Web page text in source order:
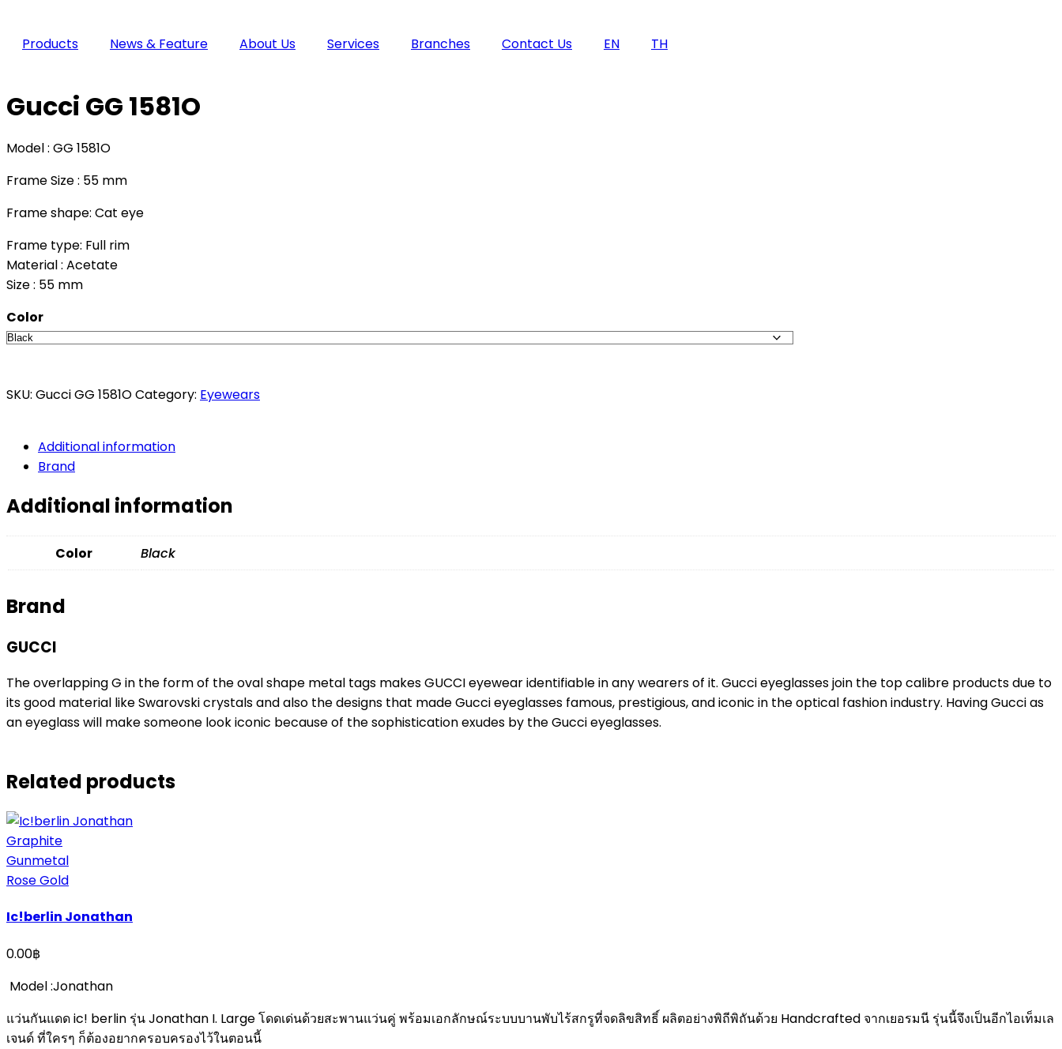
Products News & Feature About Us Services Branches Contact Us EN TH
Gucci GG 1581O
Model : GG 1581O
Frame Size : 55 mm
Frame shape: Cat eye
Frame type: Full rim
Material : Acetate
Size : 55 mm
Color
SKU: Gucci GG 1581OCategory: Eyewears
Additional information
Brand
Additional information
Color Black
Brand
GUCCI
The overlapping G in the form of the oval shape metal tags makes GUCCI eyewear identifiable in any wearers of it. Gucci eyeglasses join the top calibre products due to
its good material like Swarovski crystals and also the designs that made Gucci eyeglasses famous, prestigious, and iconic in the optical fashion industry. Having Gucci as
an eyeglass will make someone look iconic because of the sophistication exudes by the Gucci eyeglasses.
Related products
Graphite
Gunmetal
Rose Gold
Ic!berlin Jonathan
0.00฿
Model :Jonathan
แว่นกันแดด ic! berlin รุ่น Jonathan I. Large โดดเด่นด้วยสะพานแว่นคู่ พร้อมเอกลักษณ์ระบบบานพับไร้สกรูที่จดลิขสิทธิ์ ผลิตอย่างพิถีพิถันด้วย Handcrafted จากเยอรมนี รุ่นนี้จึงเป็นอีกไอเท็มเล
เจนด์ ที่ใครๆ ก็ต้องอยากครอบครองไว้ในตอนนี้